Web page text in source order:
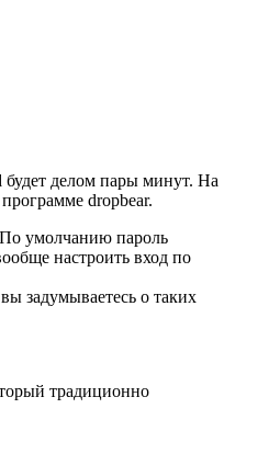
будет делом пары минут. На
dropbear.
По умолчанию пароль
настроить вход по
задумываетесь о таких
традиционно